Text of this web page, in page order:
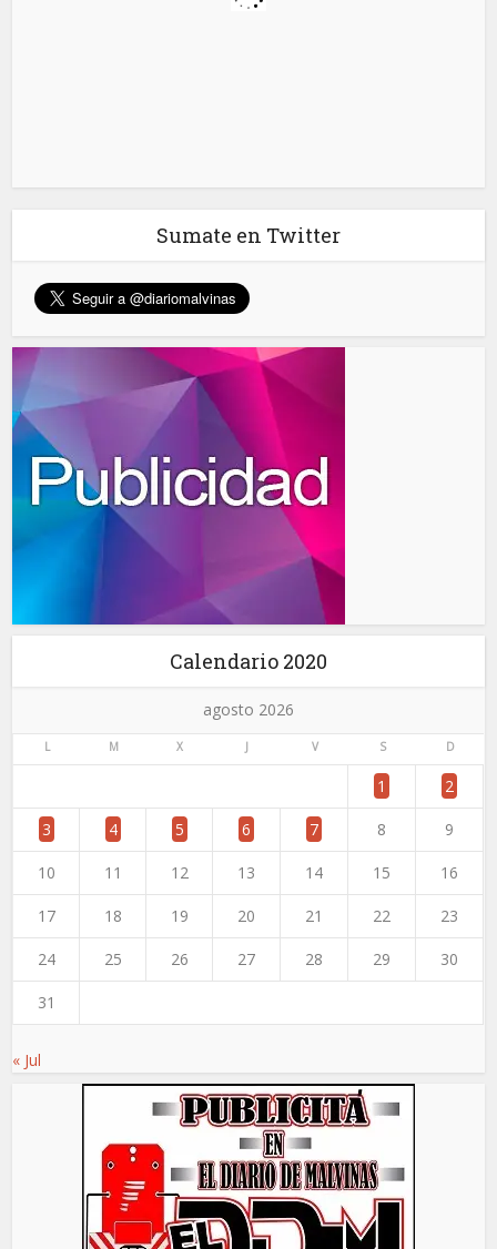
Sumate en Twitter
Calendario 2020
agosto 2026
L M X J V S D
1 2
3 4 5 6 7 8 9
10 11 12 13 14 15 16
17 18 19 20 21 22 23
24 25 26 27 28 29 30
31
« Jul